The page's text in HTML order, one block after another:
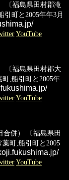
〔福島県田村郡滝
町と2005年年3月
YouTube
〔福島県田村郡大
,船引町と2005年
YouTube
合併） 〔福島県田
町,船引町と2005
YouTube